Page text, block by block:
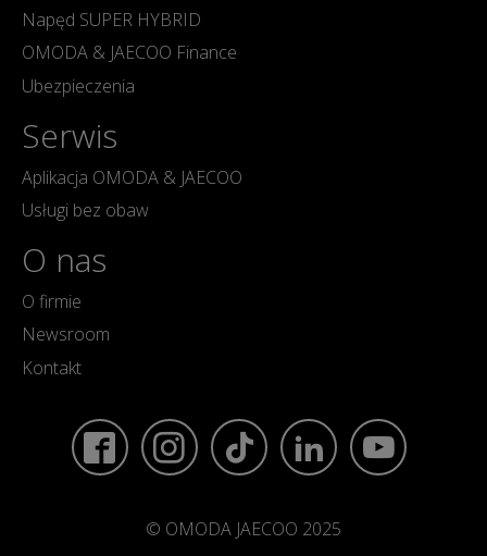
Napęd SUPER HYBRID
OMODA & JAECOO Finance
Ubezpieczenia
Serwis
Aplikacja OMODA & JAECOO
Usługi bez obaw
O nas
O firmie
Newsroom
Kontakt
© OMODA JAECOO 2025